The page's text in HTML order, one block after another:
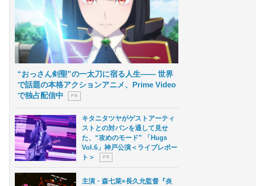
“おっさん剣聖”の一太刀に宿る人生―― 世界
で話題の本格アクションアニメ、Prime Video
で独占配信中
P R
キタニタツヤがゲストアーティ
ストとの対バンを通して見せ
た、“攻めのモード” 「Hugs
Vol.6」神戸公演＜ライブレポー
ト＞
P R
主演・森七菜×長久允監督『炎